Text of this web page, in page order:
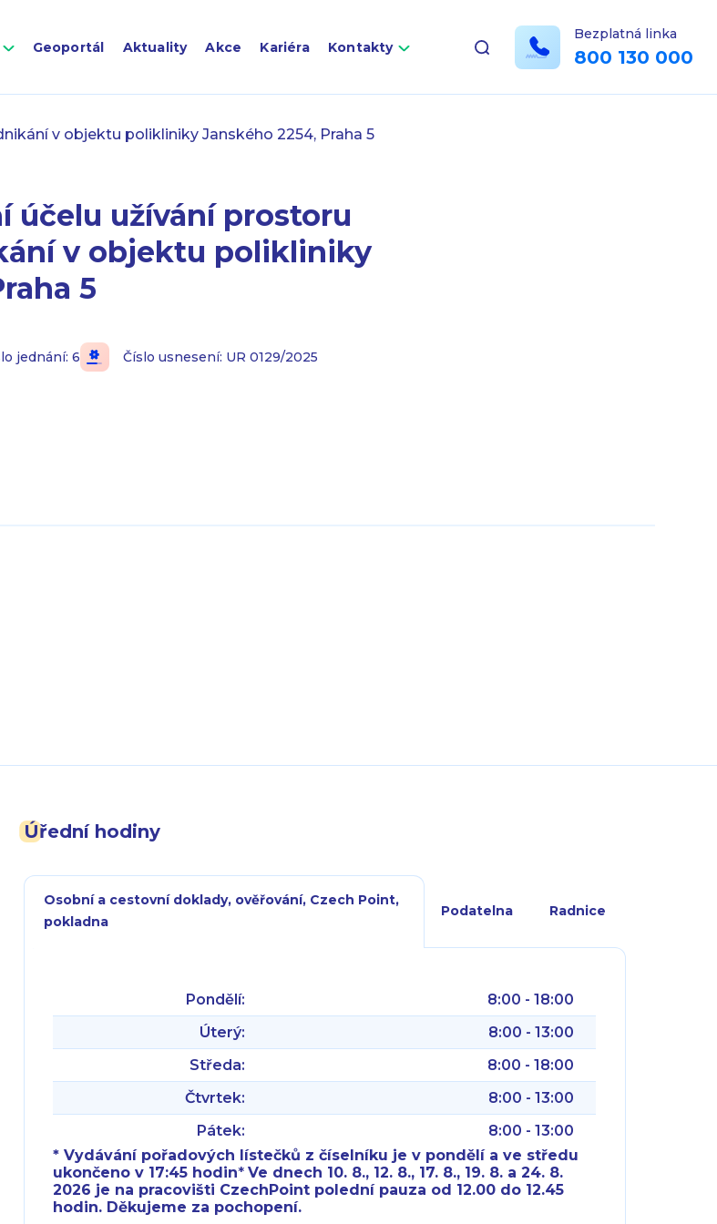
Geoportál Aktuality Akce Kariéra Kontakty
Bezplatná linka
800 130 000
v objektu polikliniky Janského 2254, Praha 5
účelu užívání prostoru
v objektu polikliniky
5
jednání: 6 Číslo usnesení: UR 0129/2025
Úřední hodiny
Osobní a cestovní doklady, ověřování, Czech Point,
pokladna
Podatelna Radnice
Pondělí:
8:00 - 18:00
Úterý:
8:00 - 13:00
Středa:
8:00 - 18:00
Čtvrtek:
8:00 - 13:00
Pátek:
8:00 - 13:00
* Vydávání pořadových lístečků z číselníku je v pondělí a ve středu
ukončeno v 17:45 hodin*Ve dnech 10. 8., 12. 8., 17. 8., 19. 8. a 24. 8.
2026 je na pracovišti CzechPoint polední pauza od 12.00 do 12.45
hodin. Děkujeme za pochopení.